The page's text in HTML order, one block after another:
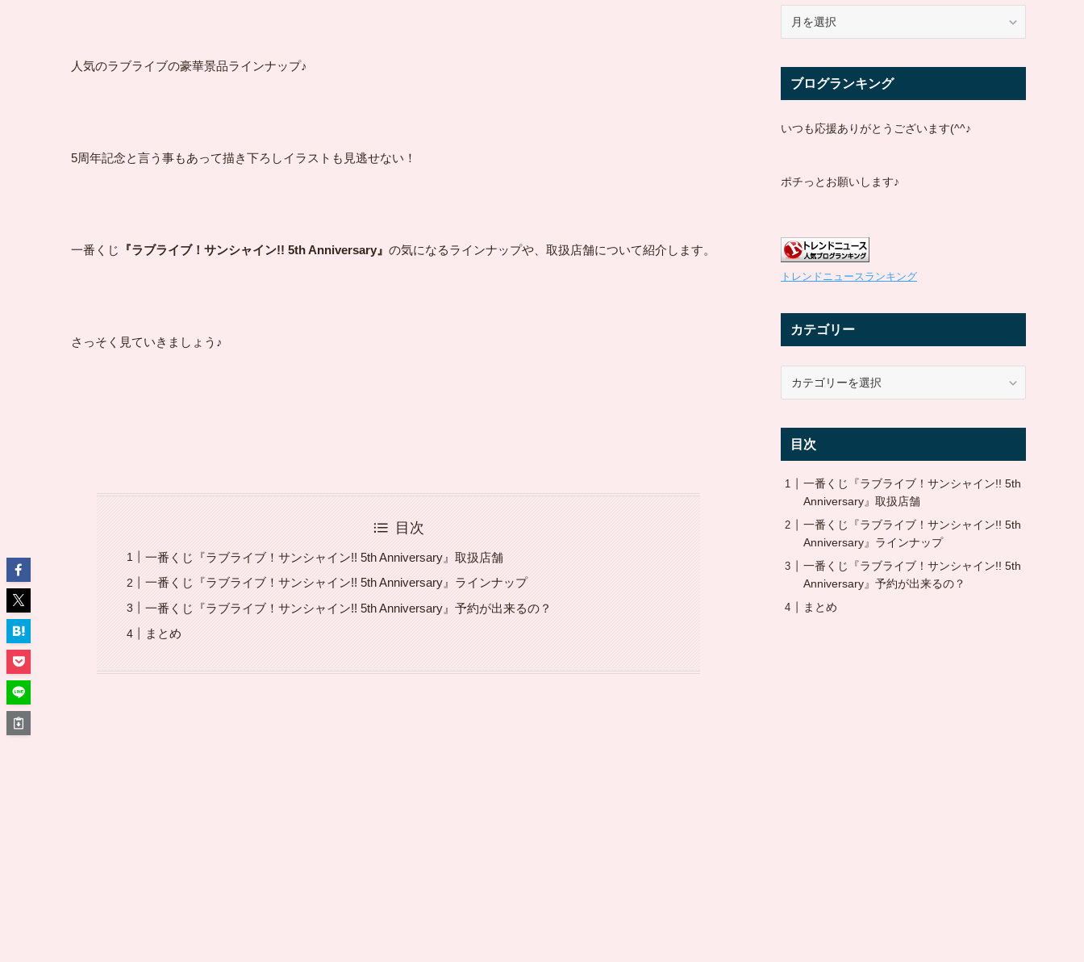
人気のラブライブの豪華景品ラインナップ♪
5周年記念と言う事もあって描き下ろしイラストも見逃せない！
一番くじ 『ラブライブ！サンシャイン!! 5th Anniversary』 の気になるラインナップや、取扱店舗について紹介します。
さっそく見ていきましょう♪
目次
一番くじ『ラブライブ！サンシャイン!! 5th Anniversary』取扱店舗
一番くじ『ラブライブ！サンシャイン!! 5th Anniversary』ラインナップ
一番くじ『ラブライブ！サンシャイン!! 5th Anniversary』予約が出来るの？
まとめ
イ
ブログランキング
いつも応援ありがとうございます(^^♪
ポチっとお願いします♪
トレンドニュースランキング
カテゴリー
リ
目次
一番くじ『ラブライブ！サンシャイン!! 5th
Anniversary』取扱店舗
一番くじ『ラブライブ！サンシャイン!! 5th
Anniversary』ラインナップ
一番くじ『ラブライブ！サンシャイン!! 5th
Anniversary』予約が出来るの？
まとめ